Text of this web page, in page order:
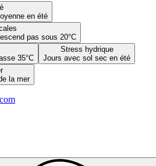
en été
pas sous 20°C
35°C
Stress hydrique
Jours avec sol sec en été
la mer